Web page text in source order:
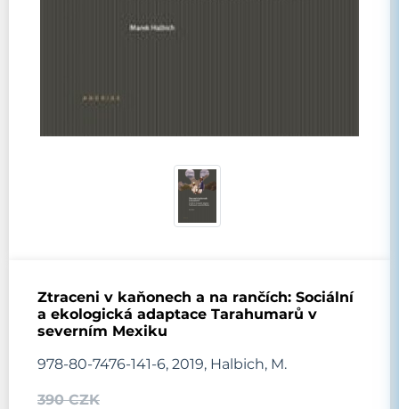
Ztraceni v kaňonech a na rančích: Sociální
a ekologická adaptace Tarahumarů v
severním Mexiku
978-80-7476-141-6, 2019, Halbich, M.
390 CZK